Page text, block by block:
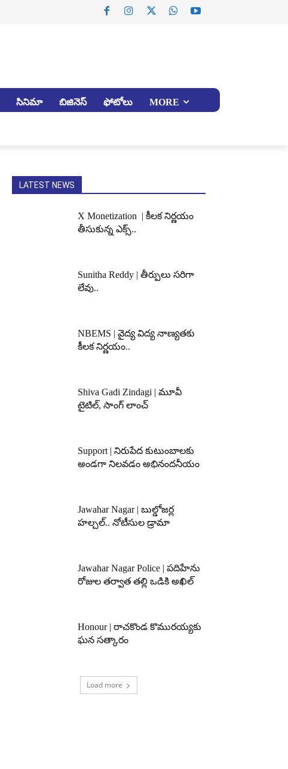
సినిమా బిజినెస్ ఫోటోలు MORE
LATEST NEWS
X Monetization | కీలక నిర్ణయం
తీసుకున్న ఎక్స్..
Sunitha Reddy | తీర్పులు సరిగా
లేవు..
NBEMS | వైద్య విద్య నాణ్యతకు
కీలక నిర్ణయం..
Shiva Gadi Zindagi | మూవీ
టైటిల్, సాంగ్ లాంచ్
Support | నిరుపేద కుటుంబాలకు
అండగా నిలవడం అభినందనీయం
Jawahar Nagar | బుల్డోజర్ల
హల్చల్.. నోటీసుల డ్రామా
Jawahar Nagar Police | పదిహేను
రోజుల తర్వాత తల్లి ఒడికి అఖిల్
Honour | రాచకొండ కొమురయ్యకు
ఘన సత్కారం
Load more